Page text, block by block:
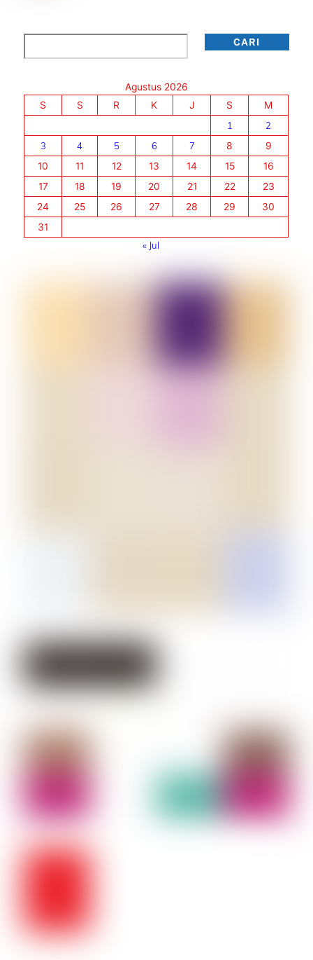
CARI
Agustus 2026
S
S R K J S
M
1
2
3
4 5 6 7 8
9
10
11 12 13 14 15
16
17
18 19 20 21 22
23
24
25 26 27 28 29
30
31
« Jul